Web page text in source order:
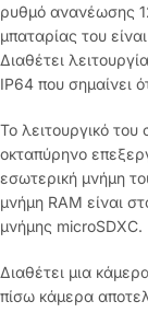
ρυθμό ανανέωσης
μπαταρίας του
Διαθέτει
IP64 που σημαίνει
Το λειτουργικό του
οκταπύρηνο
εσωτερική μνήμη
μνήμη RAM είναι
μνήμης microSDXC.
Διαθέτει μια
πίσω κάμερα